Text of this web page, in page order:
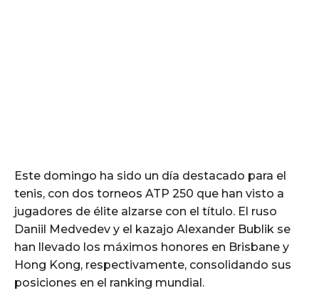
Este domingo ha sido un día destacado para el
tenis, con dos torneos ATP 250 que han visto a
jugadores de élite alzarse con el título. El ruso
Daniil Medvedev y el kazajo Alexander Bublik se
han llevado los máximos honores en Brisbane y
Hong Kong, respectivamente, consolidando sus
posiciones en el ranking mundial.